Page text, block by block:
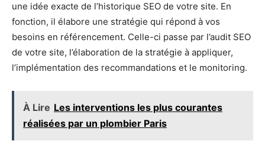
une idée exacte de l’historique SEO de votre site. En
fonction, il élabore une stratégie qui répond à vos
besoins en référencement. Celle-ci passe par l’audit SEO
de votre site, l’élaboration de la stratégie à appliquer,
l’implémentation des recommandations et le monitoring.
À Lire Les interventions les plus courantes
réalisées par un plombier Paris